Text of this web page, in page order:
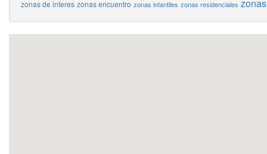
zonas de interes zonas encuentro zonas infantiles zonas residenciales